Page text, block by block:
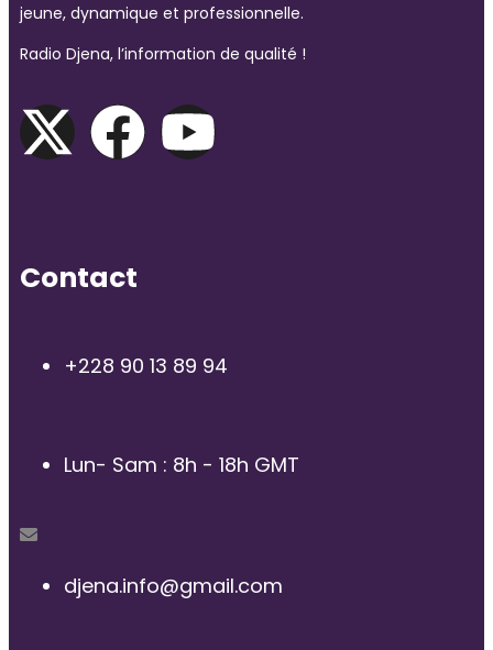
jeune, dynamique et professionnelle.
Radio Djena, l’information de qualité !
Contact
+228 90 13 89 94
Lun- Sam : 8h - 18h GMT
djena.info@gmail.com